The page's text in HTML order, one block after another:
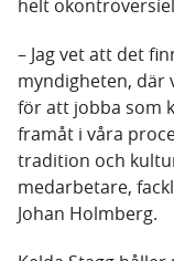
helt
– Jag vet att det
myndigheten, där
för att jobba som
framåt i våra
tradition och
medarbetare,
Johan Holmberg.